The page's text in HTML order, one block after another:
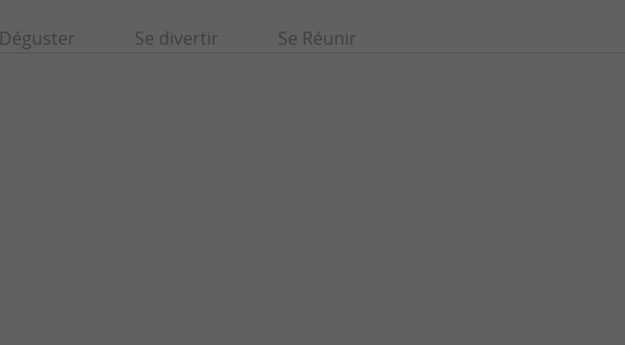
Déguster Se divertir Se Réunir